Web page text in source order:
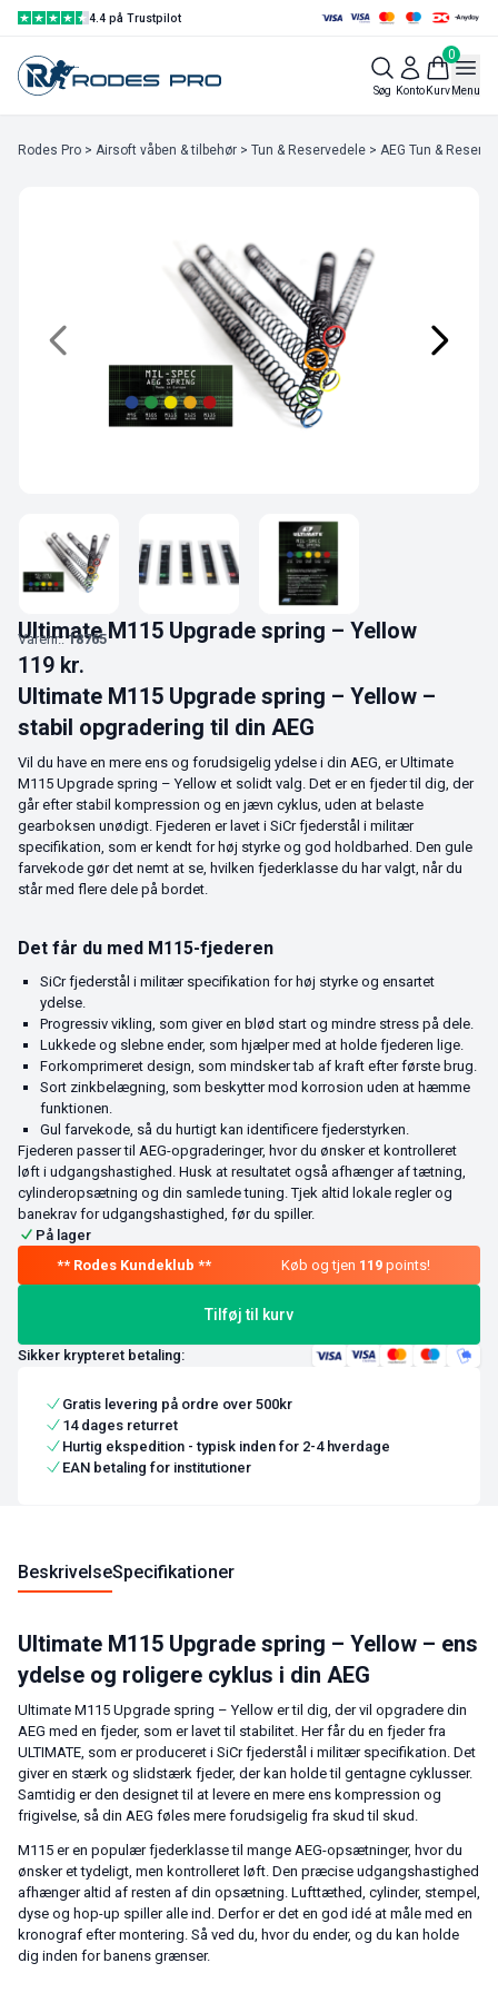
4.4 på Trustpilot
Søg Konto
0
KurvMenu
Rodes Pro > Airsoft våben & tilbehør > Tun & Reservedele > AEG Tun &
Ultimate M115 Upgrade spring – Yellow
Varenr.:18765
119 kr.
Ultimate M115 Upgrade spring – Yellow –
stabil opgradering til din AEG
Vil du have en mere ens og forudsigelig ydelse i din AEG, er Ultimate
M115 Upgrade spring – Yellow et solidt valg. Det er en fjeder til dig, der
går efter stabil kompression og en jævn cyklus, uden at belaste
gearboksen unødigt. Fjederen er lavet i SiCr fjederstål i militær
specifikation, som er kendt for høj styrke og god holdbarhed. Den gule
farvekode gør det nemt at se, hvilken fjederklasse du har valgt, når du
står med flere dele på bordet.
Det får du med M115-fjederen
SiCr fjederstål i militær specifikation for høj styrke og ensartet
ydelse.
Progressiv vikling, som giver en blød start og mindre stress på dele.
Lukkede og slebne ender, som hjælper med at holde fjederen lige.
Forkomprimeret design, som mindsker tab af kraft efter første brug.
Sort zinkbelægning, som beskytter mod korrosion uden at hæmme
funktionen.
Gul farvekode, så du hurtigt kan identificere fjederstyrken.
Fjederen passer til AEG-opgraderinger, hvor du ønsker et kontrolleret
løft i udgangshastighed. Husk at resultatet også afhænger af tætning,
cylinderopsætning og din samlede tuning. Tjek altid lokale regler og
banekrav for udgangshastighed, før du spiller.
På lager
Køb og tjen 119 points!
Tilføj til kurv
Sikker krypteret betaling:
Gratis levering på ordre over 500kr
14 dages returret
Hurtig ekspedition - typisk inden for 2-4 hverdage
EAN betaling for institutioner
BeskrivelseSpecifikationer
Ultimate M115 Upgrade spring – Yellow – ens
ydelse og roligere cyklus i din AEG
Ultimate M115 Upgrade spring – Yellow er til dig, der vil opgradere din
AEG med en fjeder, som er lavet til stabilitet. Her får du en fjeder fra
ULTIMATE, som er produceret i SiCr fjederstål i militær specifikation. Det
giver en stærk og slidstærk fjeder, der kan holde til gentagne cyklusser.
Samtidig er den designet til at levere en mere ens kompression og
frigivelse, så din AEG føles mere forudsigelig fra skud til skud.
M115 er en populær fjederklasse til mange AEG-opsætninger, hvor du
ønsker et tydeligt, men kontrolleret løft. Den præcise udgangshastighed
afhænger altid af resten af din opsætning. Lufttæthed, cylinder, stempel,
dyse og hop-up spiller alle ind. Derfor er det en god idé at måle med en
kronograf efter montering. Så ved du, hvor du ender, og du kan holde
dig inden for banens grænser.